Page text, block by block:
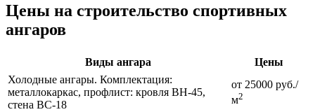
Цены на строительство спортивных
ангаров
Виды ангара
Цены
Холодные ангары. Комплектация:
металлокаркас, профлист: кровля ВН-45,
стена ВС-18
от 25000 руб./
м2